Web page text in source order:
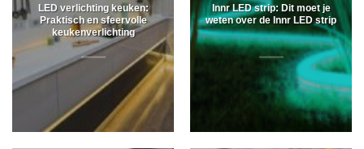
LED verlichting keuken:
Praktisch en sfeervolle
keukenverlichting
Innr LED strip: Dit moet je
weten over de Innr LED strip